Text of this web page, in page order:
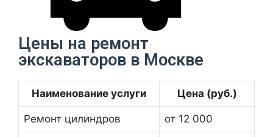
Цены на ремонт
экскаваторов в Москве
Наименование услуги Цена (руб.)
Ремонт цилиндров от 12 000